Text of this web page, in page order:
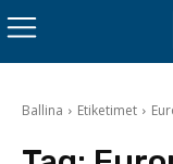
Ballina Etiketimet